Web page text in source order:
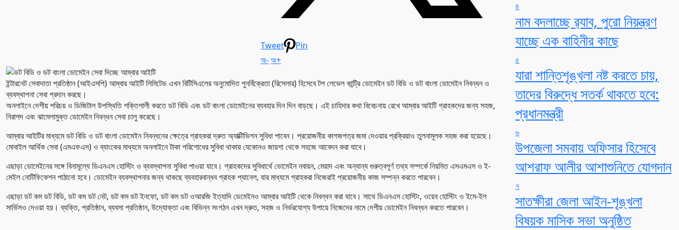
Tweet
Pin
অ-অ+
ইন্টারনেট সেবাদাতা প্রতিষ্ঠান (আইএসপি) আম্বার আইটি লিমিটেড এখন বিটিসিএলের অনুমোদিত পুনর্বিক্রেতা (রিসেলার) হিসেবে টপ লেভেল কান্ট্রি ডোমেইন ডট বিডি ও ডট বাংলা ডোমেইন নিবন্ধন ও
ব্যবস্থাপনা সেবা প্রদান করছে।
অনলাইনে দেশীয় পরিচয় ও ডিজিটাল উপস্থিতি শক্তিশালী করতে ডট বিডি এবং ডট বাংলা ডোমেইনের ব্যবহার দিন দিন বাড়ছে। এই চাহিদার কথা বিবেচনায় রেখে আম্বার আইটি গ্রাহকদের জন্য সহজ,
নিরাপদ এবং ঝামেলামুক্ত ডোমেইন নিবন্ধন সেবা চালু করেছে।
আম্বার আইটির মাধ্যমে ডট বিডি ও ডট বাংলা ডোমেইন নিবন্ধনের ক্ষেত্রে গ্রাহকরা দ্রুত অ্যাক্টিভিশন সুবিধা পাবেন। প্রয়োজনীয় কাগজপত্র জমা দেওয়ার প্রক্রিয়াও তুলনামূলক সহজ করা হয়েছে।
মোবাইল আর্থিক সেবা (এমএফএস) ও ব্যাংকের মাধ্যমে অনলাইনে টাকা পরিশোধের সুবিধা থাকায় যেকোনও জায়গা থেকে সহজে আবেদন করা যাবে।
এছাড়া ডোমেইনের সঙ্গে বিনামূল্যে ডিএনএস হোস্টিং ও ব্যবস্থাপনা সুবিধা পাওয়া যাবে। গ্রাহকদের সুবিধার্থে ডোমেইন নবায়ন, মেয়াদ এবং অন্যান্য গুরুত্বপূর্ণ তথ্য সম্পর্কে নিয়মিত এসএমএস ও ই-
মেইল নোটিফিকেশন পাঠানো হবে। ডোমেইন ব্যবস্থাপনার জন্য থাকছে ব্যবহারবান্ধব গ্রাহক প্যানেল, যার মাধ্যমে গ্রাহকরা নিজেরাই প্রয়োজনীয় কাজ সম্পন্ন করতে পারবেন।
এছাড়া ডট কম ডট বিডি, ডট কম ডট নেট, ডট কম ডট ইনফো, ডট কম ডট ওআরজি ইত্যাদি ডেমেইনও আম্বার আইটি থেকে নিবন্ধন করা যাবে। সাথে ডিএনএস হোস্টিং, ওয়েব হোস্টিং ও ইমে-ইল
সার্ভিসও দেওয়া হয়। ব্যক্তি, প্রতিষ্ঠান, ব্যবসা প্রতিষ্ঠান, উদ্যোক্তা এবং বিভিন্ন সংগঠন এখন দ্রুত, সহজ ও নির্ভরযোগ্য উপায়ে নিজেদের নামে দেশীয় ডোমেইন নিবন্ধন করতে পারবেন।
৪
নাম বদলাচ্ছে র‌্যাব, পুরো নিয়ন্ত্রণ
যাচ্ছে এক বাহিনীর কাছে
৫
যারা শান্তিশৃঙ্খলা নষ্ট করতে চায়,
তাদের বিরুদ্ধে সতর্ক থাকতে হবে:
প্রধানমন্ত্রী
৬
উপজেলা সমবায় অফিসার হিসেবে
আশরাফ আলীর আশাশুনিতে যোগদান
৭
সাতক্ষীরা জেলা আইন-শৃঙ্খলা
বিষয়ক মাসিক সভা অনুষ্ঠিত